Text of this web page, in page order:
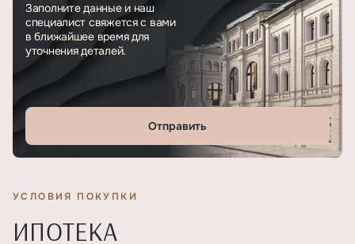
Этажность 44
Заполните данные и наш
специалист свяжется с вами
в ближайшее время для
уточнения деталей.
Отправить
УСЛОВИЯ ПОКУПКИ
ИПОТЕКА